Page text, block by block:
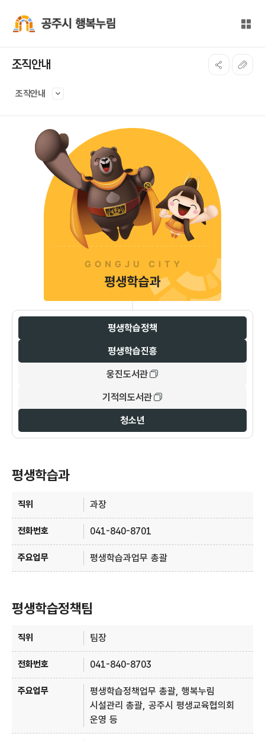
전체
조직안내
조직안내
평생학습정책
평생학습진흥
웅진도서관
기적의도서관
청소년
평생학습과
과장
041-840-8701
평생학습과업무 총괄
평생학습정책팀
팀장
041-840-8703
평생학습정책업무 총괄, 행복누림
시설관리 총괄, 공주시 평생교육협의회
운영 등